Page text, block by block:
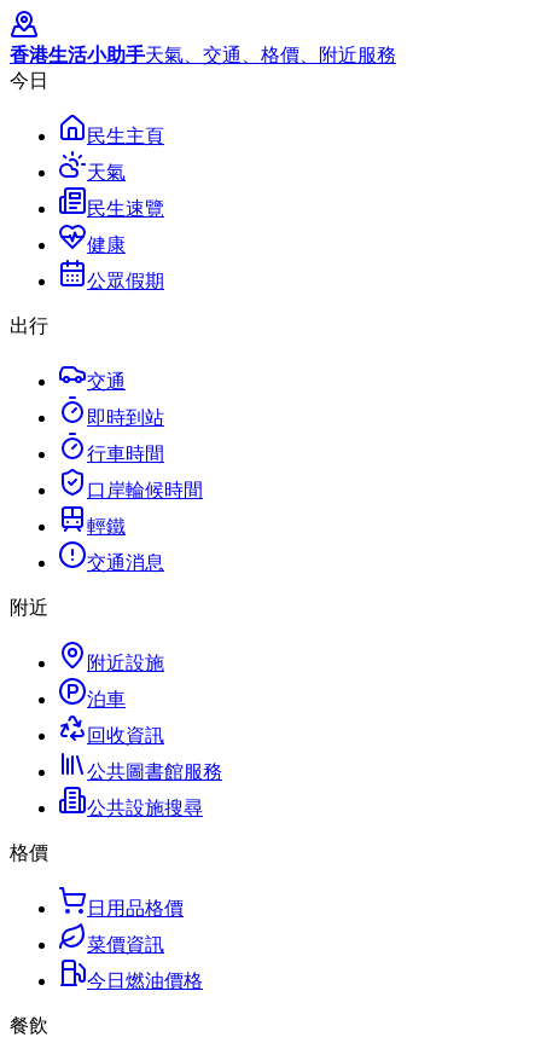
香港生活小助手天氣、交通、格價、附近服務
今日
民生主頁
天氣
民生速覽
健康
公眾假期
出行
交通
即時到站
行車時間
口岸輪候時間
輕鐵
交通消息
附近
附近設施
泊車
回收資訊
公共圖書館服務
公共設施搜尋
格價
日用品格價
菜價資訊
今日燃油價格
餐飲